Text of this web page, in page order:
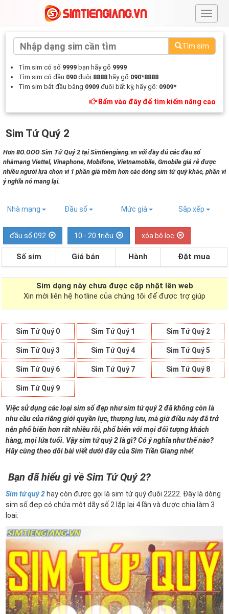
#
Tìm sim
Tìm sim có số 9999 bạn hãy gõ 9999
Tìm sim có đầu 090 đuôi 8888 hãy gõ 090*8888
Tìm sim bắt đầu bằng 0909 đuôi bất kỳ, hãy gõ: 0909*
Bấm vào đây để tìm kiếm nâng cao
Sim Tứ Quý 2
Hơn 8O.OOO Sim Tứ Quý 2 tại Simtiengiang.vn với đầy đủ các đầu số
nhàmạng Viettel, Vinaphone, Mobifone, Vietnamobile, Gmobile giá rẻ được
nhiều người lựa chọn vì 1 phần giá mềm hơn các dòng sim tứ quý khác, phần vì
ý nghĩa nó mang lại.
Nhà mạng Đầu số Mức giá Sắp xếp
đầu số 092 10 - 20 triệu xóa bộ lọc
Số sim Giá bán Hành Đặt mua
Sim dạng này chưa được cập nhật lên web
Xin mời liên hệ hotline của chúng tôi để được trợ giúp
Sim Tứ Quý 0 Sim Tứ Quý 1 Sim Tứ Quý 2
Sim Tứ Quý 3 Sim Tứ Quý 4 Sim Tứ Quý 5
Sim Tứ Quý 6 Sim Tứ Quý 7 Sim Tứ Quý 8
Sim Tứ Quý 9
Việc sử dụng các loại sim số đẹp như sim tứ quý 2 đã không còn là
nhu cầu của riêng giới quyền lực, thượng lưu, mà giờ điều này đã trở
nên phổ biến hơn rất nhiều rồi, phổ biến với mọi đối tượng khách
hàng, mọi lứa tuổi. Vậy sim tứ quý 2 là gì? Có ý nghĩa như thế nào?
Hãy cùng theo dõi bài viết dưới đây của Sim Tiền Giang nhé!
Bạn đã hiểu gì về Sim Tứ Quý 2?
Sim tứ quý 2 hay còn được gọi là sim tứ quý đuôi 2222. Đây là dòng
sim số đẹp có chứa một dãy số 2 lặp lại 4 lần và được chia làm 3
loại: